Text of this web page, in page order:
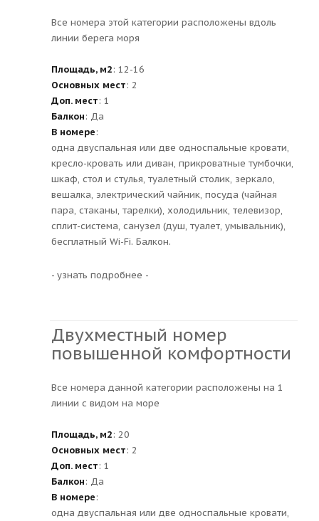
Все номера этой категории расположены вдоль
линии берега моря
Площадь, м2: 12-16
Основных мест: 2
Доп. мест: 1
Балкон: Да
В номере:
одна двуспальная или две односпальные кровати,
кресло-кровать или диван, прикроватные тумбочки,
шкаф, стол и стулья, туалетный столик, зеркало,
вешалка, электрический чайник, посуда (чайная
пара, стаканы, тарелки), холодильник, телевизор,
сплит-система, санузел (душ, туалет, умывальник),
бесплатный Wi-Fi. Балкон.
- узнать подробнее -
Двухместный номер
повышенной комфортности
Все номера данной категории расположены на 1
линии с видом на море
Площадь, м2: 20
Основных мест: 2
Доп. мест: 1
Балкон: Да
В номере:
одна двуспальная или две односпальные кровати,